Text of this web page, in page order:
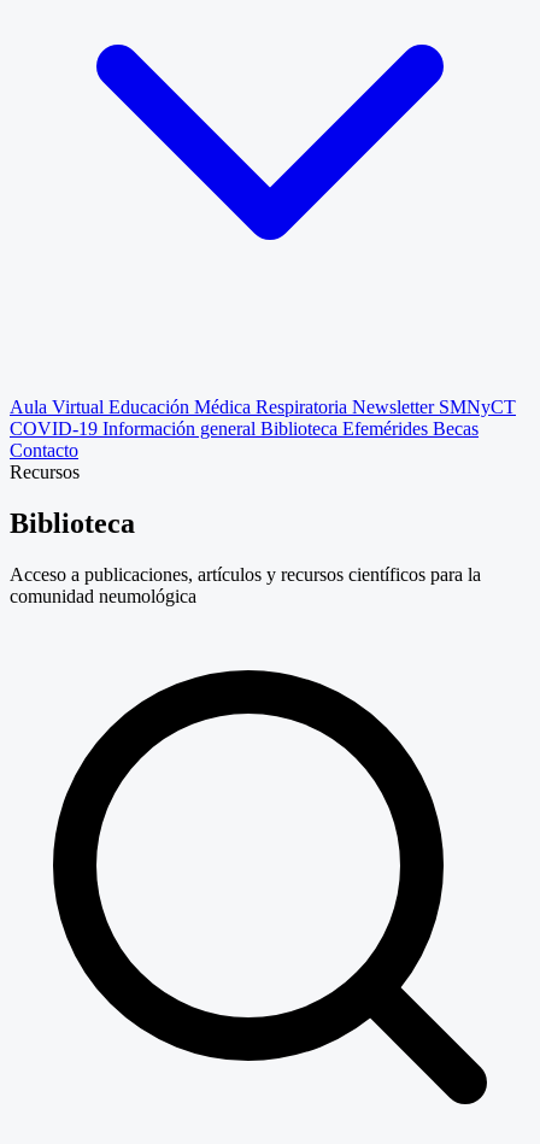
Aula Virtual Educación Médica Respiratoria Newsletter SMNyCT
COVID-19 Información general Biblioteca Efemérides Becas
Contacto
Recursos
Biblioteca
Acceso a publicaciones, artículos y recursos científicos para la
comunidad neumológica